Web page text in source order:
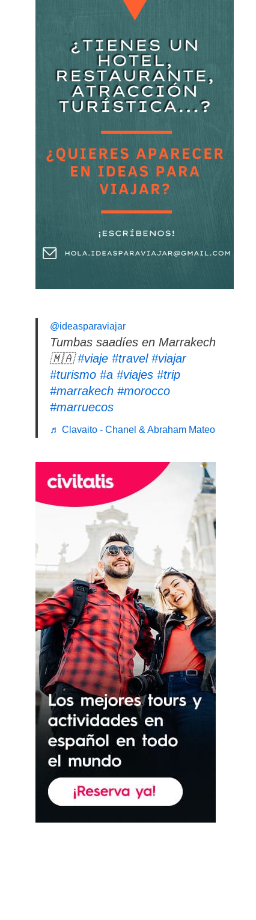
@ideasparaviajar
Tumbas saadíes en Marrakech
🇲🇦#viaje #travel #viajar
#turismo #a #viajes #trip
#marrakech #morocco
#marruecos
♬ Clavaito - Chanel & Abraham Mateo